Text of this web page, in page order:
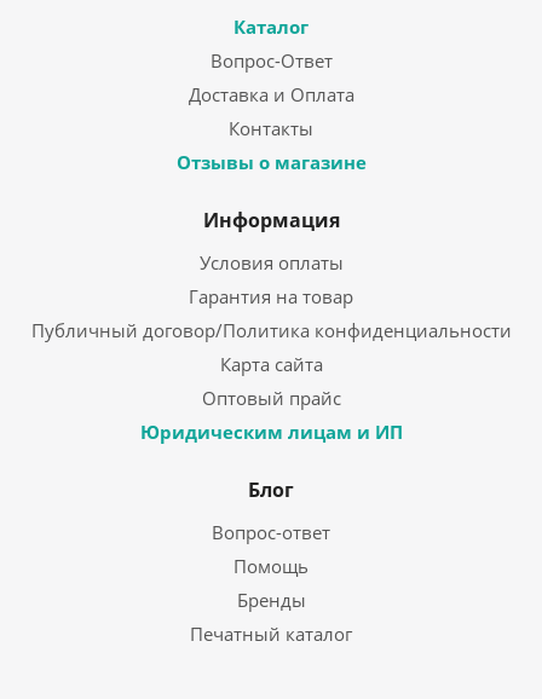
Каталог
Вопрос-Ответ
Доставка и Оплата
Контакты
Отзывы о магазине
Информация
Условия оплаты
Гарантия на товар
Публичный договор/Политика конфиденциальности
Карта сайта
Оптовый прайс
Юридическим лицам и ИП
Блог
Вопрос-ответ
Помощь
Бренды
Печатный каталог